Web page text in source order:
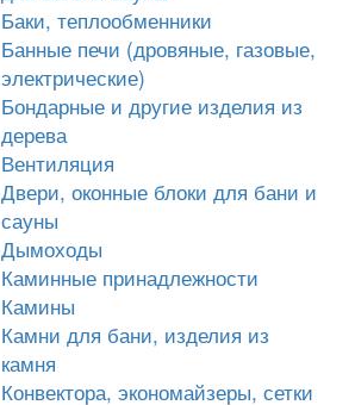
Баки, теплообменники
Банные печи (дровяные, газовые,
электрические)
Бондарные и другие изделия из
дерева
Вентиляция
Двери, оконные блоки для бани и
сауны
Дымоходы
Каминные принадлежности
Камины
Камни для бани, изделия из
камня
Конвектора, экономайзеры, сетки